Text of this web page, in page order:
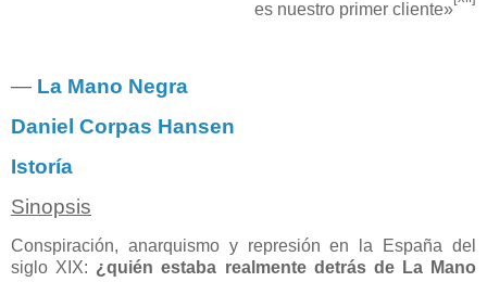
es nuestro primer cliente»
― La Mano Negra
Daniel Corpas Hansen
Istoría
Sinopsis
Conspiración, anarquismo y represión en la España del
siglo XIX: ¿quién estaba realmente detrás de La Mano